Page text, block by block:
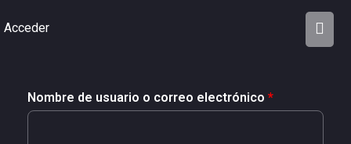
Acceder
Nombre de usuario o correo electrónico *